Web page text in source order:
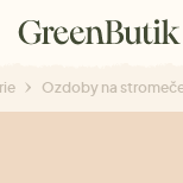
Ozdoby na